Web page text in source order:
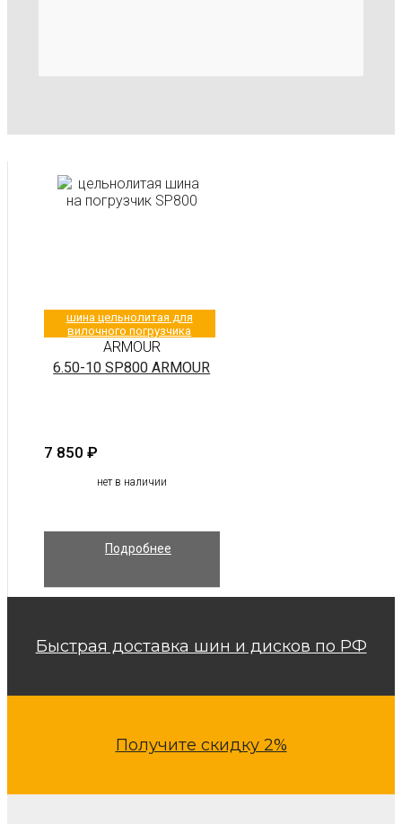
шина цельнолитая для
вилочного погрузчика
ARMOUR
6.50-10 SP800 ARMOUR
7 850 ₽
нет в наличии
Подробнее
Быстрая доставка шин и дисков по РФ
Получите скидку 2%